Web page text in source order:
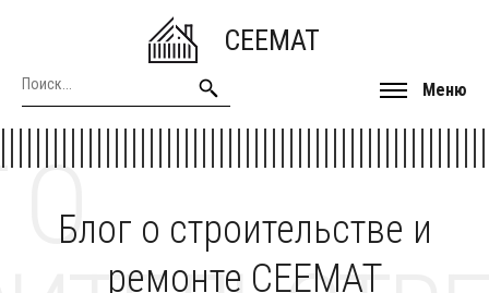
CEEMAT
Меню
Блог о строительстве и
ремонте CEEMAT
О